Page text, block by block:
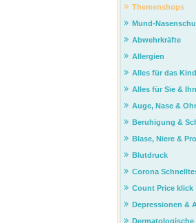
Themenshops
Mund-
Abwehrkräfte
Allergien
Alles für das Kind
Alles für Sie & Ihn
Auge, Nase & Ohr
Beruhigung &
Blase, Niere &
Blutdruck
Corona
Count Price klick
Depressionen &